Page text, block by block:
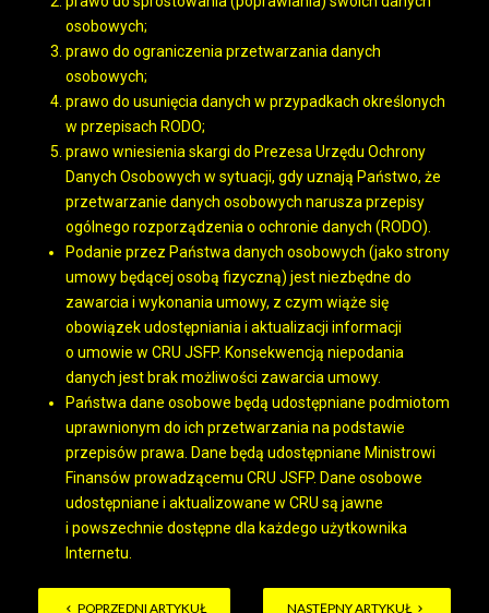
osobowych;
prawo do ograniczenia przetwarzania danych
osobowych;
prawo do usunięcia danych w przypadkach określonych
w przepisach RODO;
prawo wniesienia skargi do Prezesa Urzędu Ochrony
Danych Osobowych w sytuacji, gdy uznają Państwo, że
przetwarzanie danych osobowych narusza przepisy
ogólnego rozporządzenia o ochronie danych (RODO).
Podanie przez Państwa danych osobowych (jako strony
umowy będącej osobą fizyczną) jest niezbędne do
zawarcia i wykonania umowy, z czym wiąże się
obowiązek udostępniania i aktualizacji informacji
o umowie w CRU JSFP. Konsekwencją niepodania
danych jest brak możliwości zawarcia umowy.
Państwa dane osobowe będą udostępniane podmiotom
uprawnionym do ich przetwarzania na podstawie
przepisów prawa. Dane będą udostępniane Ministrowi
Finansów prowadzącemu CRU JSFP. Dane osobowe
udostępniane i aktualizowane w CRU są jawne
i powszechnie dostępne dla każdego użytkownika
Internetu.
POPRZEDNI ARTYKUŁ NASTĘPNY ARTYKUŁ